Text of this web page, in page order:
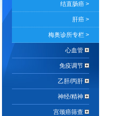
结直肠癌 >
肝癌 >
梅奥诊所专栏 >
心血管
免疫调节
乙肝/丙肝
神经/精神
宫颈癌筛查